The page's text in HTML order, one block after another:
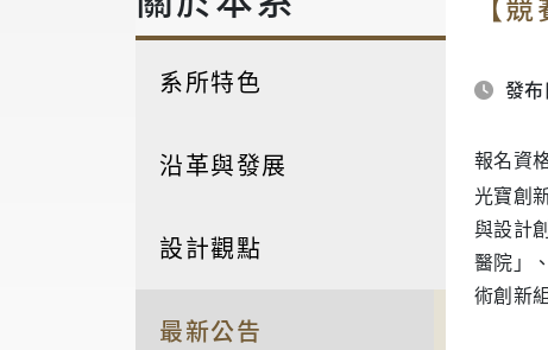
系所特色
沿革與發展
設計觀點
最新公告
發
報名資
光寶創
與設計
醫院」
術創新